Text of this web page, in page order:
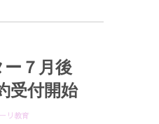
７月後
受付開始
リ教育